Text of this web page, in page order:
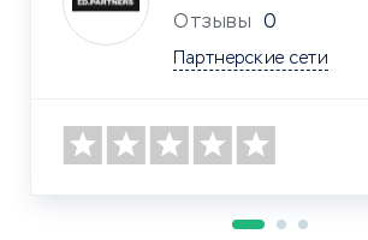
Отзывы 0
Партнерские сети